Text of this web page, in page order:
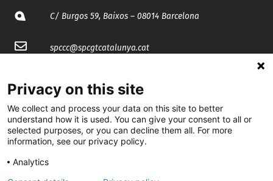
C/ Burgos 59, Baixos – 08014 Barcelona
spccc@spcgtcatalunya.cat
@CGTCatalunya
cgtcatalunya
CGTCatalunya
Privacy on this site
We collect and process your data on this site to better
understand how it is used. You can give your consent to all or
selected purposes, or you can decline them all. For more
information, see our privacy policy.
Analytics